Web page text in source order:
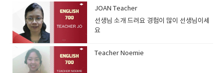
JOAN Teacher
선생님 소개 드려요 경험이 많이 선생님이세
Teacher Noemie